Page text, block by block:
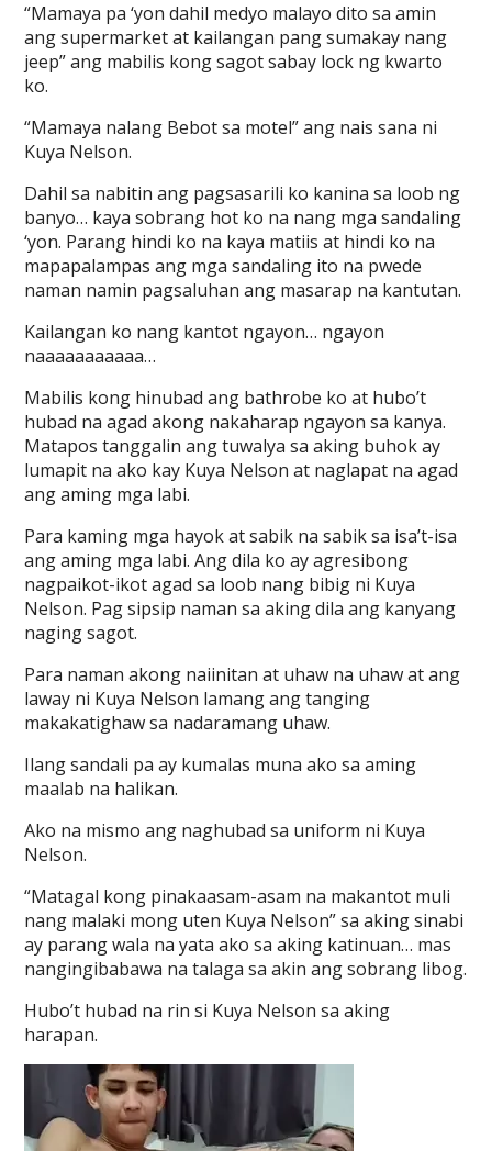
“Mamaya pa ‘yon dahil medyo malayo dito sa amin
ang supermarket at kailangan pang sumakay nang
jeep” ang mabilis kong sagot sabay lock ng kwarto
ko.
“Mamaya nalang Bebot sa motel” ang nais sana ni
Kuya Nelson.
Dahil sa nabitin ang pagsasarili ko kanina sa loob ng
banyo… kaya sobrang hot ko na nang mga sandaling
‘yon. Parang hindi ko na kaya matiis at hindi ko na
mapapalampas ang mga sandaling ito na pwede
naman namin pagsaluhan ang masarap na kantutan.
Kailangan ko nang kantot ngayon… ngayon
naaaaaaaaaaa…
Mabilis kong hinubad ang bathrobe ko at hubo’t
hubad na agad akong nakaharap ngayon sa kanya.
Matapos tanggalin ang tuwalya sa aking buhok ay
lumapit na ako kay Kuya Nelson at naglapat na agad
ang aming mga labi.
Para kaming mga hayok at sabik na sabik sa isa’t-isa
ang aming mga labi. Ang dila ko ay agresibong
nagpaikot-ikot agad sa loob nang bibig ni Kuya
Nelson. Pag sipsip naman sa aking dila ang kanyang
naging sagot.
Para naman akong naiinitan at uhaw na uhaw at ang
laway ni Kuya Nelson lamang ang tanging
makakatighaw sa nadaramang uhaw.
Ilang sandali pa ay kumalas muna ako sa aming
maalab na halikan.
Ako na mismo ang naghubad sa uniform ni Kuya
Nelson.
“Matagal kong pinakaasam-asam na makantot muli
nang malaki mong uten Kuya Nelson” sa aking sinabi
ay parang wala na yata ako sa aking katinuan… mas
nangingibabawa na talaga sa akin ang sobrang libog.
Hubo’t hubad na rin si Kuya Nelson sa aking
harapan.